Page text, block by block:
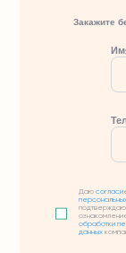
Закажите
Даю
обработки
данных